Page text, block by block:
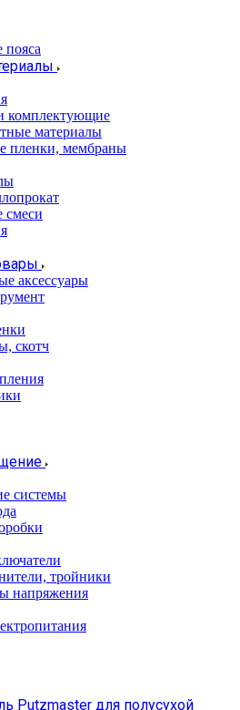
пояса
комплектующие
материалы
пленки, мембраны
смеси
аксессуары
скотч
системы
тройники
напряжения
Putzmaster для полусухой